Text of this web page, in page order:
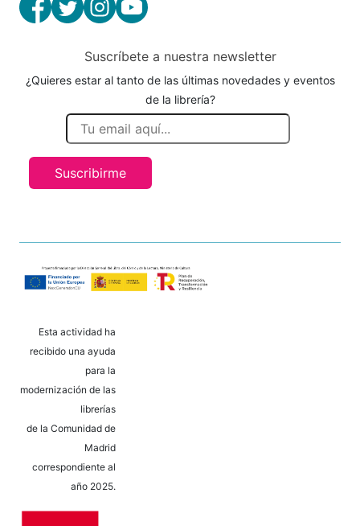
Suscríbete a nuestra newsletter
¿Quieres estar al tanto de las últimas novedades y eventos
de la librería?
Suscribirme
Esta actividad ha
recibido una ayuda
para la
modernización de las
librerías
de la Comunidad de
Madrid
correspondiente al
año 2025.